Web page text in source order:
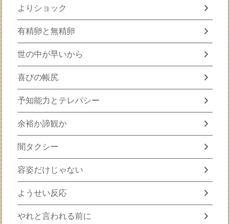
よりショック chevron_right
有精卵と無精卵 chevron_right
世の中が早いから chevron_right
喜びの帳尻 chevron_right
予知能力とテレパシー chevron_right
余裕か諦観か chevron_right
闇タクシー chevron_right
容姿だけじゃない chevron_right
ようせい反応 chevron_right
やれと言われる前に chevron_right